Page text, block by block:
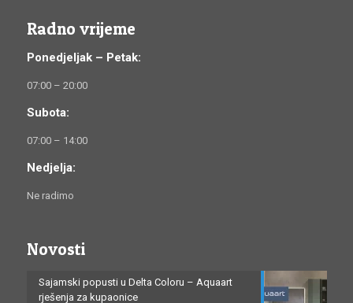
Radno vrijeme
Ponedjeljak – Petak:
07:00 – 20:00
Subota:
07:00 – 14:00
Nedjelja:
Ne radimo
Novosti
Sajamski popusti u Delta Coloru – Aquaart
rješenja za kupaonice